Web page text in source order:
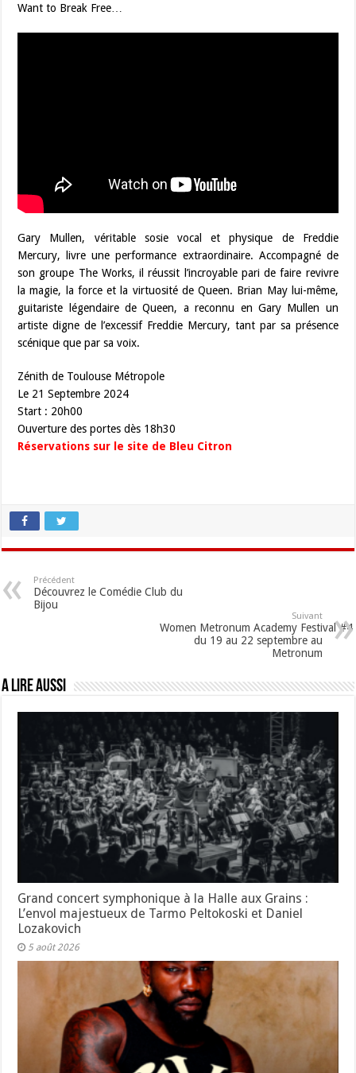
Want to Break Free…
Gary Mullen, véritable sosie vocal et physique de Freddie
Mercury, livre une performance extraordinaire. Accompagné de
son groupe The Works, il réussit l’incroyable pari de faire revivre
la magie, la force et la virtuosité de Queen. Brian May lui-même,
guitariste légendaire de Queen, a reconnu en Gary Mullen un
artiste digne de l’excessif Freddie Mercury, tant par sa présence
scénique que par sa voix.
Zénith de Toulouse Métropole
Le 21 Septembre 2024
Start : 20h00
Ouverture des portes dès 18h30
Réservations sur le site de Bleu Citron
Précédent
Découvrez le Comédie Club du
Bijou
Suivant
Women Metronum Academy Festival #4
du 19 au 22 septembre au
Metronum
A lire aussi
Grand concert symphonique à la Halle aux Grains :
L’envol majestueux de Tarmo Peltokoski et Daniel
Lozakovich
5 août 2026